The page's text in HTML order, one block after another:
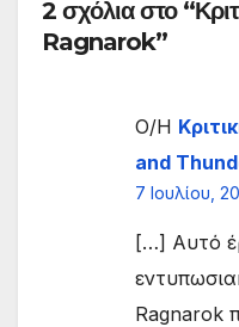
2 σχόλια στο
Ragnarok”
Ο/Η
and
7 Ιουλίου,
[…] Αυτό
Ragnarok